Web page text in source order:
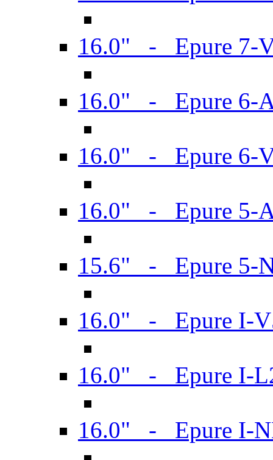
16.0" - Epure 7-
16.0" - Epure 6-
16.0" - Epure 6-
16.0" - Epure 5-
15.6" - Epure 5-
16.0" - Epure I-
16.0" - Epure I-
16.0" - Epure I-